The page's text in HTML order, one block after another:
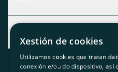
Descubre qué servicio te
Contacto
Actualidad
Xestión de cookies
Utilizamos cookies que tratan
conexión e/ou do dispositivo, así